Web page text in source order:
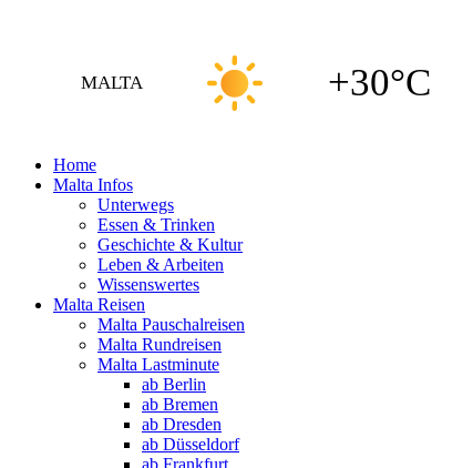
MALTA +30°C
Home
Malta Infos
Unterwegs
Essen & Trinken
Geschichte & Kultur
Leben & Arbeiten
Wissenswertes
Malta Reisen
Malta Pauschalreisen
Malta Rundreisen
Malta Lastminute
ab Berlin
ab Bremen
ab Dresden
ab Düsseldorf
ab Frankfurt